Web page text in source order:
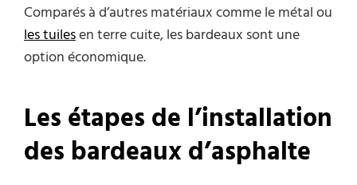
Comparés à d’autres matériaux comme le métal ou
les tuilesen terre cuite, les bardeaux sont une
option économique.
Les étapes de l’installation
des bardeaux d’asphalte